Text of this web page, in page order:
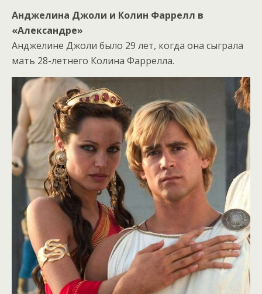
Анджелина Джоли и Колин Фаррелл в
«Александре»
Анджелине Джоли было 29 лет, когда она сыграла
мать 28-летнего Колина Фаррелла.